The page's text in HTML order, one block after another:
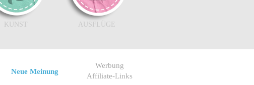
KUNST AUSFLÜGE
Neue Meinung
Werbung
Affiliate-Links